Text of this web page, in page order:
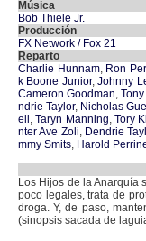
Música
Bob Thiele Jr.
Producción
FX Network / Fox 21
Reparto
Charlie Hunnam, Ron
k Boone Junior,Johnny
Cameron Goodman,
ndrie Taylor, Nicholas
ell ,Taryn Manning,Tory
nter Ave Zoli, Dendrie
mmy Smits, Harold
Los Hijos de la Anarquía
poco legales, trata de
droga. Y, de paso,
(sinopsis sacada de